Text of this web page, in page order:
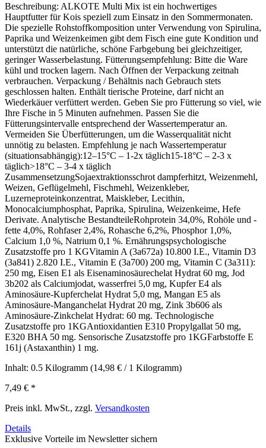
Beschreibung: ALKOTE Multi Mix ist ein hochwertiges
Hauptfutter für Kois speziell zum Einsatz in den Sommermonaten.
Die spezielle Rohstoffkomposition unter Verwendung von Spirulina,
Paprika und Weizenkeimen gibt dem Fisch eine gute Kondition und
unterstützt die natürliche, schöne Farbgebung bei gleichzeitiger,
geringer Wasserbelastung. Fütterungsempfehlung: Bitte die Ware
kühl und trocken lagern. Nach Öffnen der Verpackung zeitnah
verbrauchen. Verpackung / Behältnis nach Gebrauch stets
geschlossen halten. Enthält tierische Proteine, darf nicht an
Wiederkäuer verfüttert werden. Geben Sie pro Fütterung so viel, wie
Ihre Fische in 5 Minuten aufnehmen. Passen Sie die
Fütterungsintervalle entsprechend der Wassertemperatur an.
Vermeiden Sie Überfütterungen, um die Wasserqualität nicht
unnötig zu belasten. Empfehlung je nach Wassertemperatur
(situationsabhängig):12–15°C – 1-2x täglich15-18°C – 2-3 x
täglich>18°C – 3-4 x täglich
ZusammensetzungSojaextraktionsschrot dampferhitzt, Weizenmehl,
Weizen, Geflügelmehl, Fischmehl, Weizenkleber,
Luzerneproteinkonzentrat, Maiskleber, Lecithin,
Monocalciumphosphat, Paprika, Spirulina, Weizenkeime, Hefe
Derivate. Analytische BestandteileRohprotein 34,0%, Rohöle und -
fette 4,0%, Rohfaser 2,4%, Rohasche 6,2%, Phosphor 1,0%,
Calcium 1,0 %, Natrium 0,1 %. Ernährungspsychologische
Zusatzstoffe pro 1 KGVitamin A (3a672a) 10.800 I.E., Vitamin D3
(3a841) 2.820 I.E., Vitamin E (3a700) 200 mg, Vitamin C (3a311):
250 mg, Eisen E1 als Eisenaminosäurechelat Hydrat 60 mg, Jod
3b202 als Calciumjodat, wasserfrei 5,0 mg, Kupfer E4 als
Aminosäure-Kupferchelat Hydrat 5,0 mg, Mangan E5 als
Aminosäure-Manganchelat Hydrat 20 mg, Zink 3b606 als
Aminosäure-Zinkchelat Hydrat: 60 mg. Technologische
Zusatzstoffe pro 1KGAntioxidantien E310 Propylgallat 50 mg,
E320 BHA 50 mg. Sensorische Zusatzstoffe pro 1KGFarbstoffe E
161j (Astaxanthin) 1 mg.
Inhalt: 0.5 Kilogramm (14,98 € / 1 Kilogramm)
7,49 € *
Preis inkl. MwSt., zzgl. Versandkosten
Details
Exklusive Vorteile im Newsletter sichern